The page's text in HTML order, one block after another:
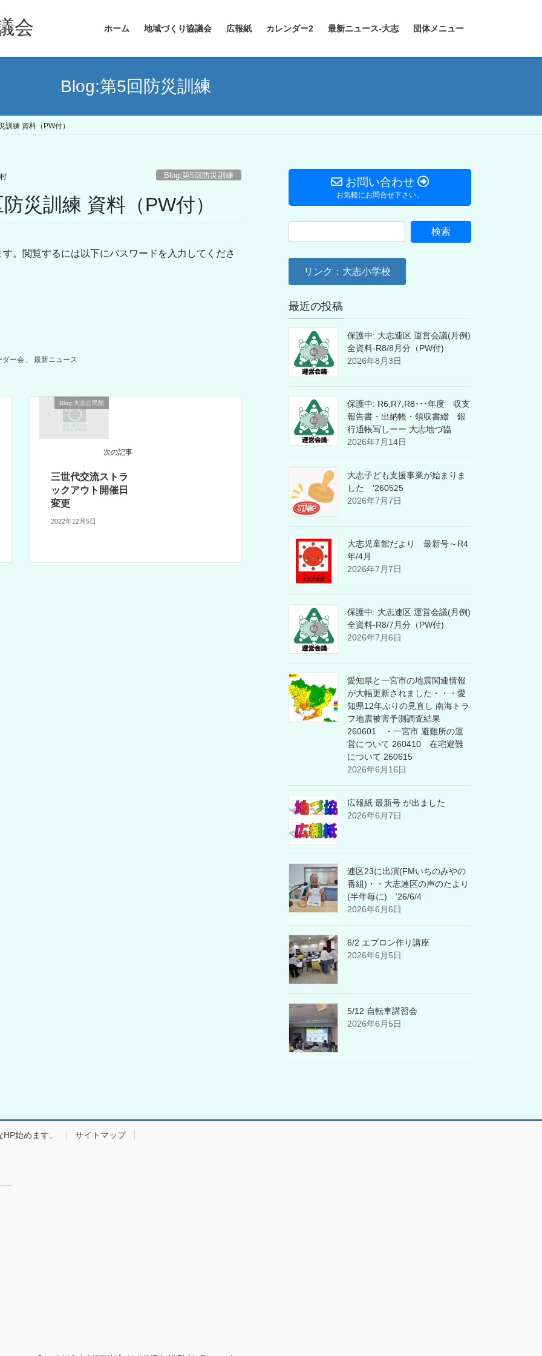
会 ホーム 地域づくり協議会 広報紙 カレンダー2 最新ニュース-大志 団体メニュー
Blog:第5回防災訓練
訓練 資料（PW付）
Blog:第5回防災訓練
災訓練 資料（PW付）
。閲覧するには以下にパスワードを入力してくださ
ダー会 最新ニュース
Blog:大志公民館
次の記事
三世代交流ストラ
ックアウト開催日
変更
2022年12月5日
お問い合わせ
お気軽にお問合せ下さい。
リンク：大志小学校
最近の投稿
保護中: 大志連区 運営会議(月例)
全資料-R8/8月分（PW付)
2026年8月3日
保護中: R6,R7,R8･･･年度 収支
報告書・出納帳・領収書綴 銀
行通帳写しーー 大志地づ協
2026年7月14日
大志子ども支援事業が始まりま
した ’260525
2026年7月7日
大志児童館だより 最新号～R4
年/4月
2026年7月7日
保護中: 大志連区 運営会議(月例)
全資料-R8/7月分（PW付)
2026年7月6日
愛知県と一宮市の地震関連情報
が大幅更新されました・・・愛
知県12年ぶりの見直し 南海トラ
フ地震被害予測調査結果
260601 ・一宮市 避難所の運
営について 260410 在宅避難
について 260615
2026年6月16日
広報紙 最新号 が出ました
2026年6月7日
連区23に出演(FMいちのみやの
番組)・・大志連区の声のたより
(半年毎に) ’26/6/4
2026年6月6日
6/2 エプロン作り講座
2026年6月5日
5/12 自転車講習会
2026年6月5日
始めます。 サイトマップ